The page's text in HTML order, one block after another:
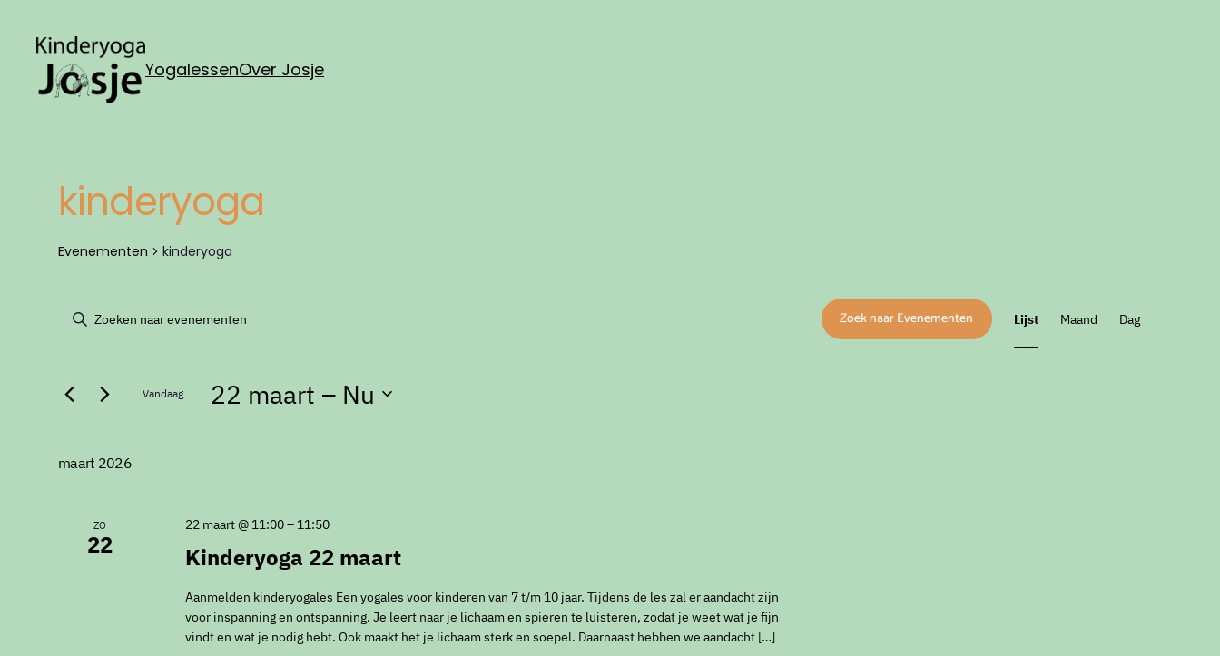
YogalessenOver Josje
kinderyoga
Evenementen kinderyoga
Evenementen
Evenementen
en
weergeven
navigatie
Vul
in.
Evenementen
keyword.
Zoek naar Evenementen Lijst Maand Dag
Vandaag 22 maart – Nu
maart 2026
ZO
22 Kinderyoga 22 maart
22 maart @ 11:00– 11:50
Aanmelden kinderyogales Een yogales voor kinderen van 7 t/m 10 jaar. Tijdens de les zal er aandacht zijn
voor inspanning en ontspanning. Je leert naar je lichaam en spieren te luisteren, zodat je weet wat je fijn
vindt en wat je nodig hebt. Ook maakt het je lichaam sterk en soepel. Daarnaast hebben we aandacht […]